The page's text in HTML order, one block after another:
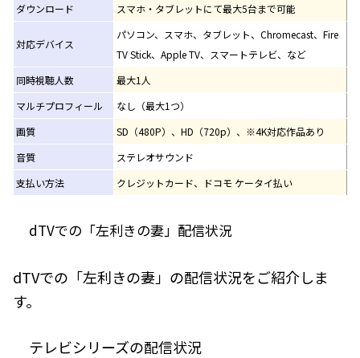
ダウンロード
スマホ・タブレットにて最大5台まで可能
対応デバイス
パソコン、スマホ、タブレット、Chromecast、Fire
TV Stick、Apple TV、スマートテレビ、など
同時視聴人数
最大1人
マルチプロフィール
なし（最大1つ）
画質
SD（480P）、HD（720p）、※4K対応作品あり
音質
ステレオサウンド
支払い方法
クレジットカード、ドコモ ケータイ払い
dTVでの「左利きの妻」配信状況
dTVでの「左利きの妻」の配信状況をご紹介しま
す。
テレビシリーズの配信状況